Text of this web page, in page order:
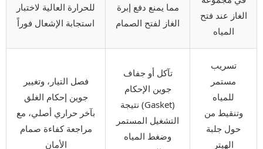
الغاز عند فتح
المياه
مما يمنع دفع إبرة
الغاز لفتح الصمام
للحرارة العالية لاختبار
استجابة الإشعال فوراً
تسريب
مستمر
للمياه
وتنقيط من
حول جلبة
الهيتر
تآكل أو جفاف
جوين الإحكام
(Gasket) نتيجة
التشغيل المستمر
وضغط المياه
فصل التيار، وتغيير
جوين إحكام الغلق
بآخر حراري أصلي، مع
مراجعة كفاءة صمام
الأمان